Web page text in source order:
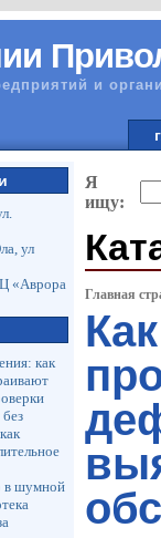
и
ул
«Аврора
как
в шумной
Я
ищу:
Главная